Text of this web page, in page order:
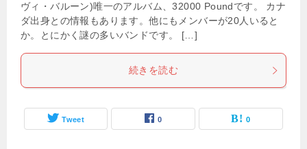
ヴィ・バルーン)唯一のアルバム、32000 Poundです。 カナ
ダ出身との情報もあります。他にもメンバーが20人いると
か。とにかく謎の多いバンドです。 […]
続きを読む
Tweet 0 0